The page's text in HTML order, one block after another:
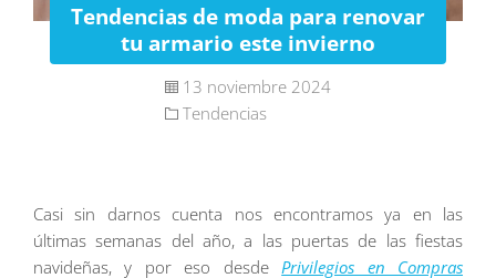
Tendencias de moda para renovar
tu armario este invierno
13 noviembre 2024
Tendencias
Casi sin darnos cuenta nos encontramos ya en las
últimas semanas del año, a las puertas de las fiestas
navideñas, y por eso desdePrivilegios en Compras